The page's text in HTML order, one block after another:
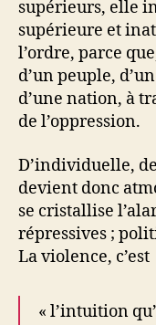
supérieurs, elle
supérieure et
l’ordre, parce
d’un peuple,
d’une nation, à
de l’oppression.
D’individuelle,
devient donc
se cristallise
répressives ;
La violence, c’est
« l’intuition